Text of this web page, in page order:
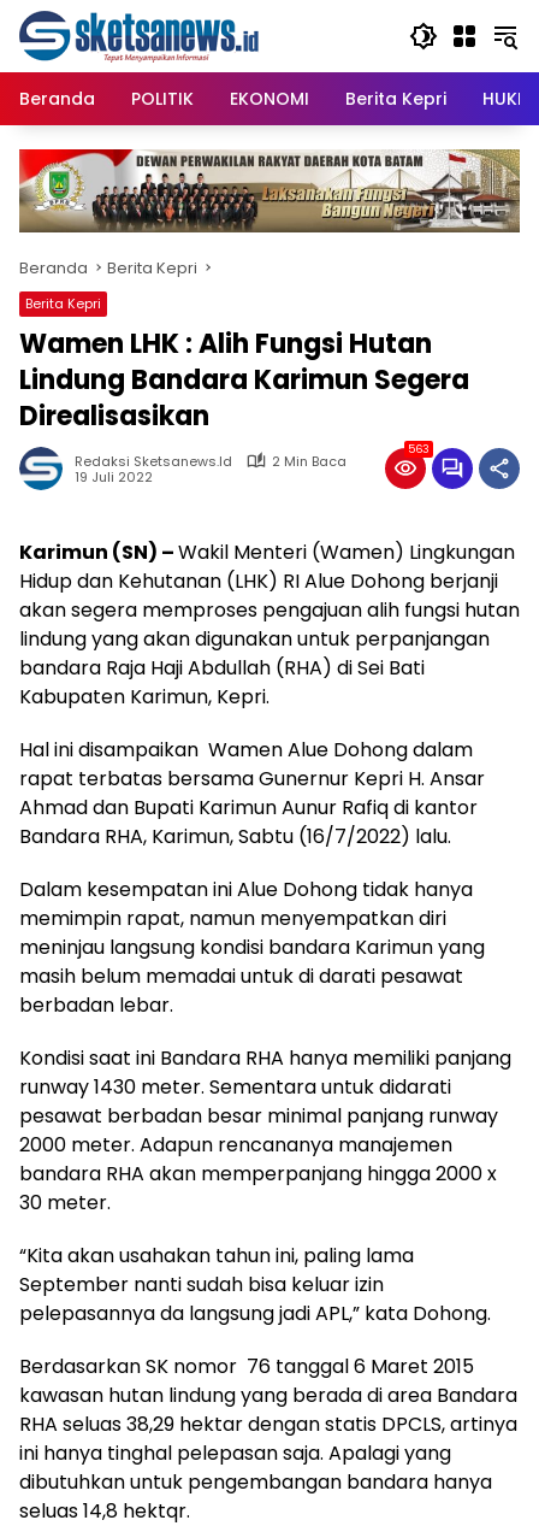
content
Langsung
konten
Beranda
POLITIK EKONOMI Berita Kepri
Beranda Berita Kepri
Berita Kepri
Wamen LHK : Alih Fungsi Hutan
Lindung Bandara Karimun Segera
Direalisasikan
Redaksi Sketsanews.id
2 Min Baca
19 Juli 2022
563
Karimun (SN) –Wakil Menteri (Wamen) Lingkungan
Hidup dan Kehutanan (LHK) RI Alue Dohong berjanji
akan segera memproses pengajuan alih fungsi hutan
lindung yang akan digunakan untuk perpanjangan
bandara Raja Haji Abdullah (RHA) di Sei Bati
Kabupaten Karimun, Kepri.
Hal ini disampaikan Wamen Alue Dohong dalam
rapat terbatas bersama Gunernur Kepri H. Ansar
Ahmad dan Bupati Karimun Aunur Rafiq di kantor
Bandara RHA, Karimun, Sabtu (16/7/2022) lalu.
Dalam kesempatan ini Alue Dohong tidak hanya
memimpin rapat, namun menyempatkan diri
meninjau langsung kondisi bandara Karimun yang
masih belum memadai untuk di darati pesawat
berbadan lebar.
Kondisi saat ini Bandara RHA hanya memiliki panjang
runway 1430 meter. Sementara untuk didarati
pesawat berbadan besar minimal panjang runway
2000 meter. Adapun rencananya manajemen
bandara RHA akan memperpanjang hingga 2000 x
30 meter.
“Kita akan usahakan tahun ini, paling lama
September nanti sudah bisa keluar izin
pelepasannya da langsung jadi APL,” kata Dohong.
Berdasarkan SK nomor 76 tanggal 6 Maret 2015
kawasan hutan lindung yang berada di area Bandara
RHA seluas 38,29 hektar dengan statis DPCLS, artinya
ini hanya tinghal pelepasan saja. Apalagi yang
dibutuhkan untuk pengembangan bandara hanya
seluas 14,8 hektqr.